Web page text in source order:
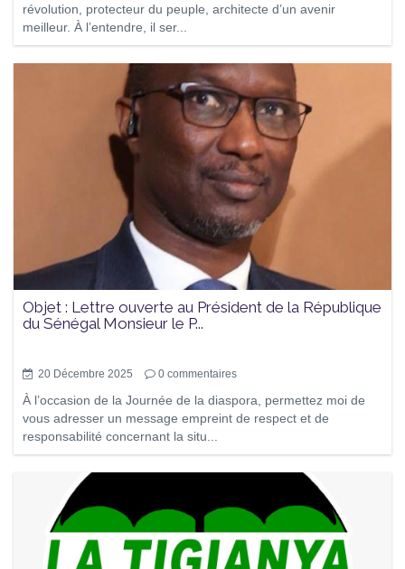
révolution, protecteur du peuple, architecte d’un avenir
meilleur. À l’entendre, il ser...
Objet : Lettre ouverte au Président de la République
du Sénégal Monsieur le P...
20 Décembre 2025 0 commentaires
À l’occasion de la Journée de la diaspora, permettez moi de
vous adresser un message empreint de respect et de
responsabilité concernant la situ...